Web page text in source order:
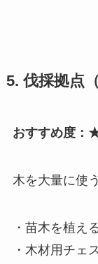
5. 伐採拠点
おすすめ度
木を大量に使
・苗木を植え
・木材用チェ